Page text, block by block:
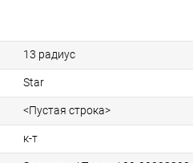
13 радиус
Star
<Пустая строка>
к-т